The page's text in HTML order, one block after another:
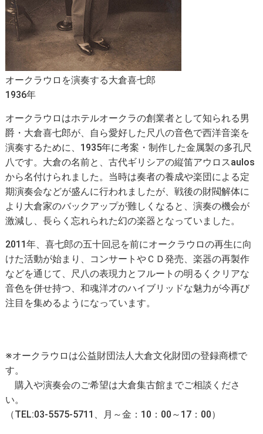
オークラウロを演奏する大倉喜七郎
1936年
オークラウロはホテルオークラの創業者として知られる男
爵・大倉喜七郎が、自ら愛好した尺八の音色で西洋音楽を
演奏するために、1935年に考案・制作した金属製の多孔尺
八です。大倉の名前と、古代ギリシアの縦笛アウロスaulos
から名付けられました。当時は奏者の養成や楽団による定
期演奏会などが盛んに行われましたが、戦後の財閥解体に
より大倉家のバックアップが難しくなると、演奏の機会が
激減し、長らく忘れられた幻の楽器となっていました。
2011年、喜七郎の五十回忌を前にオークラウロの再生に向
けた活動が始まり、コンサートやＣＤ発売、楽器の再製作
などを通じて、尺八の表現力とフルートの明るくクリアな
音色を併せ持つ、和魂洋才のハイブリッドな魅力が今再び
注目を集めるようになっています。
※オークラウロは公益財団法人大倉文化財団の登録商標で
す。
購入や演奏会のご希望は大倉集古館までご相談くださ
い。
（TEL:03-5575-5711、月～金：10：00～17：00）